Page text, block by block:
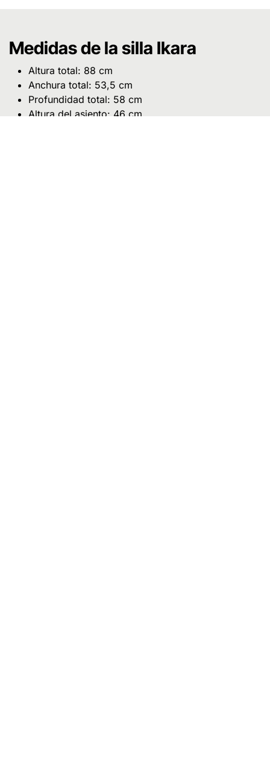
Medidas de la silla Ikara
Altura total: 88 cm
Anchura total: 53,5 cm
Profundidad total: 58 cm
Altura del asiento: 46 cm